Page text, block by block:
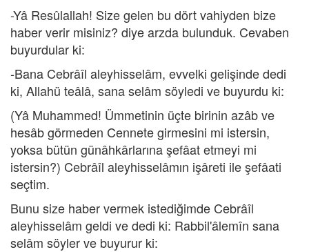
-Yâ Resûlallah! Size gelen bu dört vahiyden bize
haber verir misiniz? diye arzda bulunduk. Cevaben
buyurdular ki:
-Bana Cebrâîl aleyhisselâm, evvelki gelişinde dedi
ki, Allahü teâlâ, sana selâm söyledi ve buyurdu ki:
(Yâ Muhammed! Ümmetinin üçte birinin azâb ve
hesâb görmeden Cennete girmesini mi istersin,
yoksa bütün günâhkârlarına şefâat etmeyi mi
istersin?) Cebrâîl aleyhisselâmın işâreti ile şefâati
seçtim.
Bunu size haber vermek istediğimde Cebrâîl
aleyhisselâm geldi ve dedi ki: Rabbil'âlemîn sana
selâm söyler ve buyurur ki: